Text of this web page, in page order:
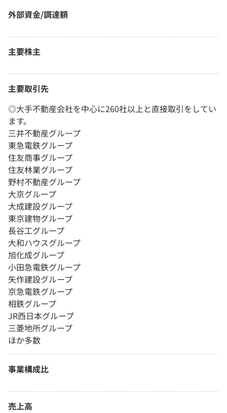
外部資金/調達額
主要株主
主要取引先
◎大手不動産会社を中心に260社以上と直接取引をしてい
ます。
三井不動産グループ
東急電鉄グループ
住友商事グループ
住友林業グループ
野村不動産グループ
大京グループ
大成建設グループ
東京建物グループ
長谷工グループ
大和ハウスグループ
旭化成グループ
小田急電鉄グループ
矢作建設グループ
京急電鉄グループ
相鉄グループ
JR西日本グループ
三菱地所グループ
ほか多数
事業構成比
売上高